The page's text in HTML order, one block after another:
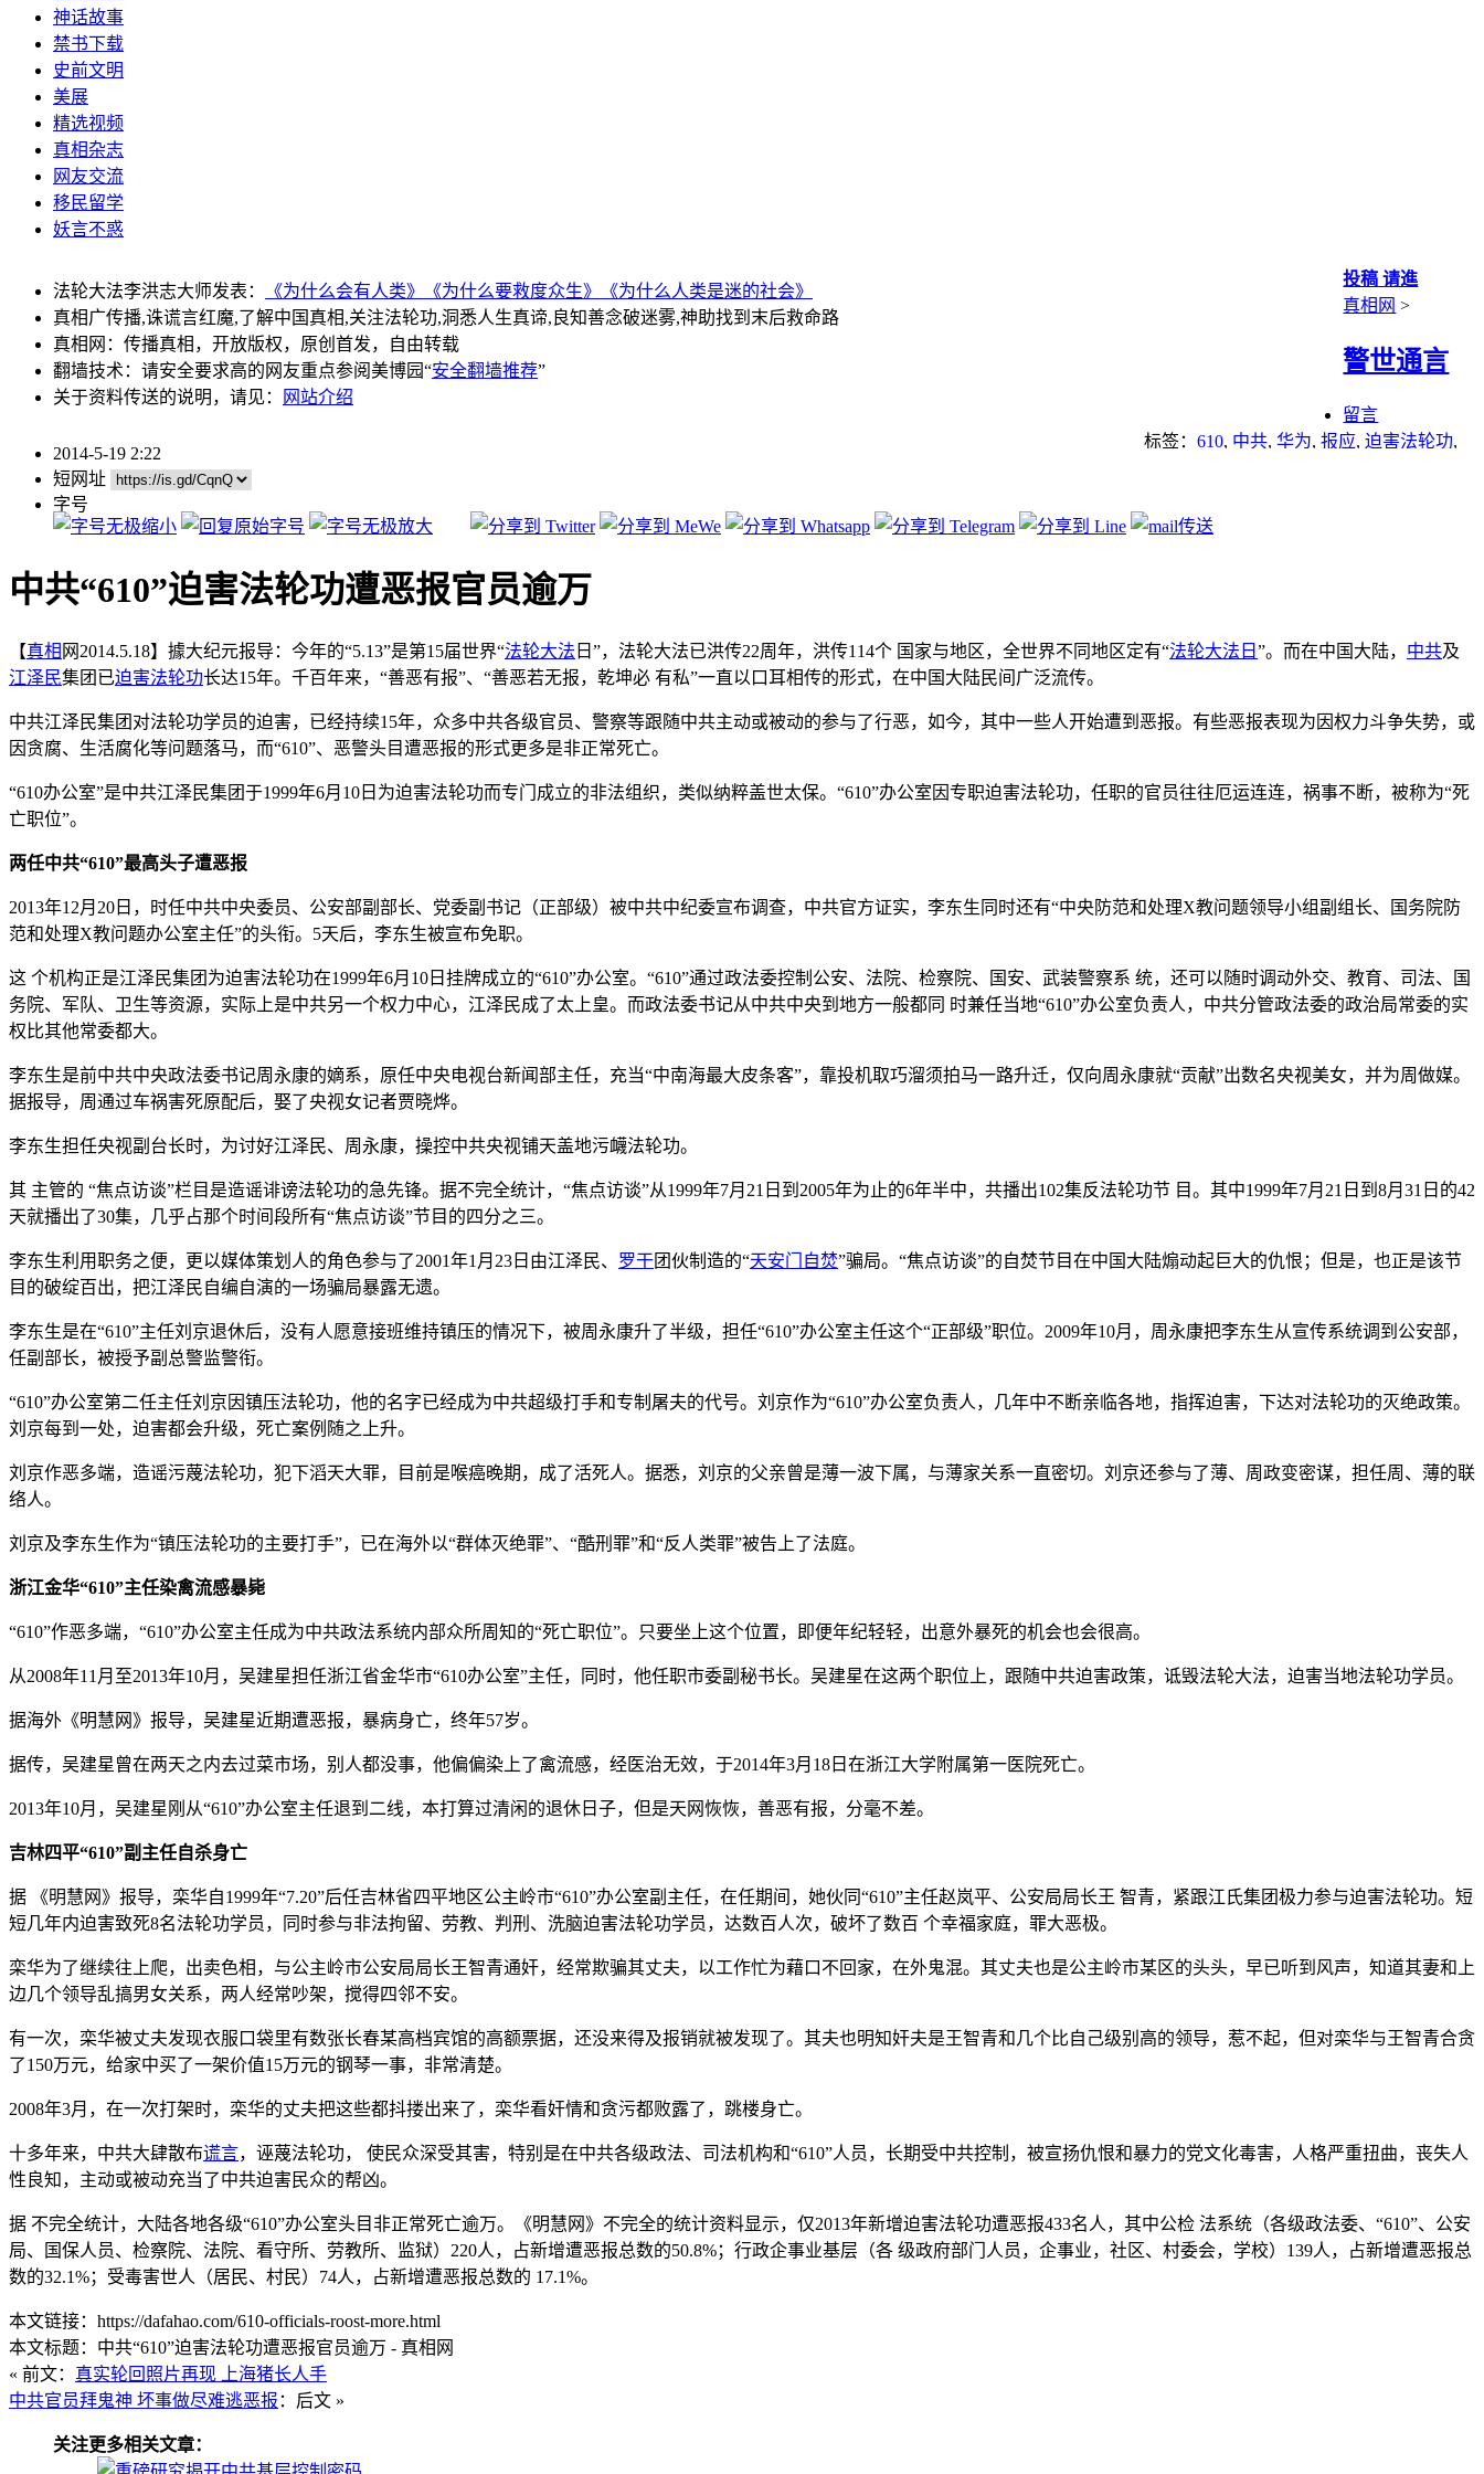
神话故事
禁书下载
史前文明
美展
精选视频
真相杂志
网友交流
移民留学
妖言不惑
法轮大法李洪志大师发表： 《为什么会有人类》 《为什么要救度众生》
《为什么人类是迷的社会》
真相广传播,诛谎言红魔,了解中国真相,关注法轮功,洞悉人生真谛,良知善念破迷雾,神助找到末后救命路
真相网：传播真相，开放版权，原创首发，自由转载
翻墙技术：请安全要求高的网友重点参阅美博园“安全翻墙推荐”
关于资料传送的说明，请见：
网站介绍
投稿 请進
真相网 >
警世通言
留言
标签： 610, 中共, 华为, 报应, 迫害法轮功,
2014-5-19 2:22
短网址
字号
中共“610”迫害法轮功遭恶报官员逾万
【真相 网2014.5.18】據大纪元报导：今年的“5.13”是第15届世界“法轮大法 日”，法轮大法已洪传22周年，洪传114个 国家与地区，全世界不同地区定有“法轮大法日 ”。而在中国大陆， 中共及
江泽民集团已迫害法轮功长达15年。千百年来，“善恶有报”、“善恶若无报，乾坤必 有私”一直以口耳相传的形式，在中国大陆民间广泛流传。
中共江泽民集团对法轮功学员的迫害，已经持续15年，众多中共各级官员、警察等跟随中共主动或被动的参与了行恶，如今，其中一些人开始遭到恶报。有些恶报表现为因权力斗争失势，或
因贪腐、生活腐化等问题落马，而“610”、恶警头目遭恶报的形式更多是非正常死亡。
“610办公室”是中共江泽民集团于1999年6月10日为迫害法轮功而专门成立的非法组织，类似纳粹盖世太保。“610”办公室因专职迫害法轮功，任职的官员往往厄运连连，祸事不断，被称为“死
亡职位”。
两任中共“610”最高头子遭恶报
2013年12月20日，时任中共中央委员、公安部副部长、党委副书记（正部级）被中共中纪委宣布调查，中共官方证实，李东生同时还有“中央防范和处理X教问题领导小组副组长、国务院防
范和处理X教问题办公室主任”的头衔。5天后，李东生被宣布免职。
这 个机构正是江泽民集团为迫害法轮功在1999年6月10日挂牌成立的“610”办公室。“610”通过政法委控制公安、法院、检察院、国安、武装警察系 统，还可以随时调动外交、教育、司法、国
务院、军队、卫生等资源，实际上是中共另一个权力中心，江泽民成了太上皇。而政法委书记从中共中央到地方一般都同 时兼任当地“610”办公室负责人，中共分管政法委的政治局常委的实
权比其他常委都大。
李东生是前中共中央政法委书记周永康的嫡系，原任中央电视台新闻部主任，充当“中南海最大皮条客”，靠投机取巧溜须拍马一路升迁，仅向周永康就“贡献”出数名央视美女，并为周做媒。
据报导，周通过车祸害死原配后，娶了央视女记者贾晓烨。
李东生担任央视副台长时，为讨好江泽民、周永康，操控中共央视铺天盖地污衊法轮功。
其 主管的 “焦点访谈”栏目是造谣诽谤法轮功的急先锋。据不完全统计，“焦点访谈”从1999年7月21日到2005年为止的6年半中，共播出102集反法轮功节 目。其中1999年7月21日到8月31日的42
天就播出了30集，几乎占那个时间段所有“焦点访谈”节目的四分之三。
李东生利用职务之便，更以媒体策划人的角色参与了2001年1月23日由江泽民、 罗干团伙制造的“天安门 自焚”骗局。“焦点访谈”的自焚节目在中国大陆煽动起巨大的仇恨；但是，也正是该节
目的破绽百出，把江泽民自编自演的一场骗局暴露无遗。
李东生是在“610”主任刘京退休后，没有人愿意接班维持镇压的情况下，被周永康升了半级，担任“610”办公室主任这个“正部级”职位。2009年10月，周永康把李东生从宣传系统调到公安部，
任副部长，被授予副总警监警衔。
“610”办公室第二任主任刘京因镇压法轮功，他的名字已经成为中共超级打手和专制屠夫的代号。刘京作为“610”办公室负责人，几年中不断亲临各地，指挥迫害，下达对法轮功的灭绝政策。
刘京每到一处，迫害都会升级，死亡案例随之上升。
刘京作恶多端，造谣污蔑法轮功，犯下滔天大罪，目前是喉癌晚期，成了活死人。据悉，刘京的父亲曾是薄一波下属，与薄家关系一直密切。刘京还参与了薄、周政变密谋，担任周、薄的联
络人。
刘京及李东生作为“镇压法轮功的主要打手”，已在海外以“群体灭绝罪”、“酷刑罪”和“反人类罪”被告上了法庭。
浙江金华“610”主任染禽流感暴毙
“610”作恶多端，“610”办公室主任成为中共政法系统内部众所周知的“死亡职位”。只要坐上这个位置，即便年纪轻轻，出意外暴死的机会也会很高。
从2008年11月至2013年10月，吴建星担任浙江省金华市“610办公室”主任，同时，他任职市委副秘书长。吴建星在这两个职位上，跟随中共迫害政策，诋毁法轮大法，迫害当地法轮功学员。
据海外《明慧网》报导，吴建星近期遭恶报，暴病身亡，终年57岁。
据传，吴建星曾在两天之内去过菜市场，别人都没事，他偏偏染上了禽流感，经医治无效，于2014年3月18日在浙江大学附属第一医院死亡。
2013年10月，吴建星刚从“610”办公室主任退到二线，本打算过清闲的退休日子，但是天网恢恢，善恶有报，分毫不差。
吉林四平“610”副主任自杀身亡
据 《明慧网》报导，栾华自1999年“7.20”后任吉林省四平地区公主岭市“610”办公室副主任，在任期间，她伙同“610”主任赵岚平、公安局局长王 智青，紧跟江氏集团极力参与迫害法轮功。短
短几年内迫害致死8名法轮功学员，同时参与非法拘留、劳教、判刑、洗脑迫害法轮功学员，达数百人次，破坏了数百 个幸福家庭，罪大恶极。
栾华为了继续往上爬，出卖色相，与公主岭市公安局局长王智青通奸，经常欺骗其丈夫，以工作忙为藉口不回家，在外鬼混。其丈夫也是公主岭市某区的头头，早已听到风声，知道其妻和上
边几个领导乱搞男女关系，两人经常吵架，搅得四邻不安。
有一次，栾华被丈夫发现衣服口袋里有数张长春某高档宾馆的高额票据，还没来得及报销就被发现了。其夫也明知奸夫是王智青和几个比自己级别高的领导，惹不起，但对栾华与王智青合贪
了150万元，给家中买了一架价值15万元的钢琴一事，非常清楚。
2008年3月，在一次打架时，栾华的丈夫把这些都抖搂出来了，栾华看奸情和贪污都败露了，跳楼身亡。
十多年来，中共大肆散布谎言，诬蔑法轮功， 使民众深受其害，特别是在中共各级政法、司法机构和“610”人员，长期受中共控制，被宣扬仇恨和暴力的党文化毒害，人格严重扭曲，丧失人
性良知，主动或被动充当了中共迫害民众的帮凶。
据 不完全统计，大陆各地各级“610”办公室头目非正常死亡逾万。《明慧网》不完全的统计资料显示，仅2013年新增迫害法轮功遭恶报433名人，其中公检 法系统（各级政法委、“610”、公安
局、国保人员、检察院、法院、看守所、劳教所、监狱）220人，占新增遭恶报总数的50.8%；行政企事业基层（各 级政府部门人员，企事业，社区、村委会，学校）139人，占新增遭恶报总
数的32.1%；受毒害世人（居民、村民）74人，占新增遭恶报总数的 17.1%。
本文链接：https://dafahao.com/610-officials-roost-more.html
本文标题：中共“610”迫害法轮功遭恶报官员逾万 - 真相网
« 前文： 真实轮回照片再现 上海猪长人手
中共官员拜鬼神 坏事做尽难逃恶报 ：后文 »
关注更多相关文章：